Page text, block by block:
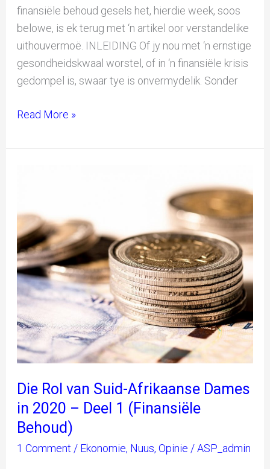
finansiële behoud gesels het, hierdie week, soos
belowe, is ek terug met ‘n artikel oor verstandelike
uithouvermoë. INLEIDING Of jy nou met ‘n ernstige
gesondheidskwaal worstel, of in ‘n finansiële krisis
gedompel is, swaar tye is onvermydelik. Sonder
Read More »
Die Rol van Suid-Afrikaanse Dames
in 2020 – Deel 1 (Finansiële
Behoud)
1 Comment / Ekonomie, Nuus, Opinie /ASP_admin
Suid-
Afrikaanse
Dames
in
2020
–
Deel
1
(Finansiële
Behoud)